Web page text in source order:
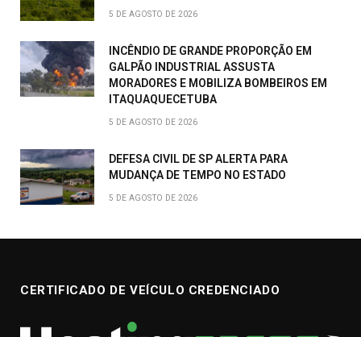
5 DE AGOSTO DE 2026
INCÊNDIO DE GRANDE PROPORÇÃO EM
GALPÃO INDUSTRIAL ASSUSTA
MORADORES E MOBILIZA BOMBEIROS EM
ITAQUAQUECETUBA
5 DE AGOSTO DE 2026
DEFESA CIVIL DE SP ALERTA PARA
MUDANÇA DE TEMPO NO ESTADO
5 DE AGOSTO DE 2026
CERTIFICADO DE VEÍCULO CREDENCIADO